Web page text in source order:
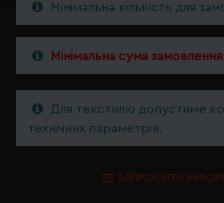
Мінімальна кількість для
Мінімальна сума
Для текстилю допустиме
технічних параметрів.
ЗАПРОСИТИ